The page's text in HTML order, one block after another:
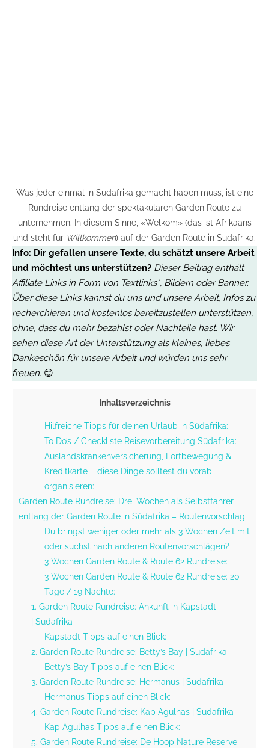
Was jeder einmal in Südafrika gemacht haben muss, ist eine
Rundreise entlang der spektakulären Garden Route zu
unternehmen. In diesem Sinne, «Welkom» (das ist Afrikaans
und steht für Willkommen) auf der Garden Route in Südafrika.
Info: Dir gefallen unsere Texte, du schätzt unsere Arbeit
und möchtest uns unterstützen? Dieser Beitrag enthält
Affiliate Links in Form von Textlinks*, Bildern oder Banner.
Über diese Links kannst du uns und unsere Arbeit, Infos zu
recherchieren und kostenlos bereitzustellen unterstützen,
ohne, dass du mehr bezahlst oder Nachteile hast. Wir
sehen diese Art der Unterstützung als kleines, liebes
Dankeschön für unsere Arbeit und würden uns sehr
freuen. 😊
Inhaltsverzeichnis
Hilfreiche Tipps für deinen Urlaub in Südafrika:
To Do’s / Checkliste Reisevorbereitung Südafrika:
Auslandskrankenversicherung, Fortbewegung &
Kreditkarte – diese Dinge solltest du vorab
organisieren:
Garden Route Rundreise: Drei Wochen als Selbstfahrer
entlang der Garden Route in Südafrika – Routenvorschlag
Du bringst weniger oder mehr als 3 Wochen Zeit mit
oder suchst nach anderen Routenvorschlägen?
3 Wochen Garden Route & Route 62 Rundreise:
3 Wochen Garden Route & Route 62 Rundreise: 20
Tage / 19 Nächte:
1. Garden Route Rundreise: Ankunft in Kapstadt
| Südafrika
Kapstadt Tipps auf einen Blick:
2. Garden Route Rundreise: Betty’s Bay | Südafrika
Betty’s Bay Tipps auf einen Blick:
3. Garden Route Rundreise: Hermanus | Südafrika
Hermanus Tipps auf einen Blick:
4. Garden Route Rundreise: Kap Agulhas | Südafrika
Kap Agulhas Tipps auf einen Blick:
5. Garden Route Rundreise: De Hoop Nature Reserve